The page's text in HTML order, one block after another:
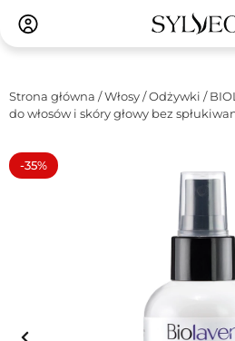
Strona główna /Włosy/Odżywki /
do włosów i skóry głowy bez
-35%